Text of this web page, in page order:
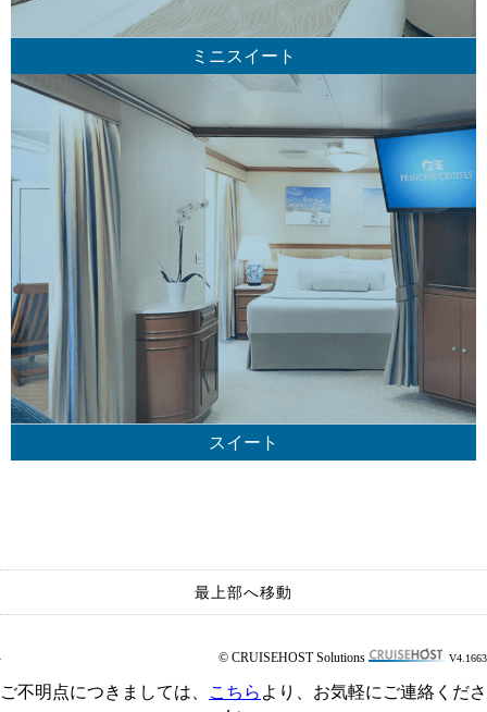
ミニスイート
スイート
最上部へ移動
© CRUISEHOST Solutions V4.1663
ご不明点につきましては こちら より、お気軽にご連絡くださ